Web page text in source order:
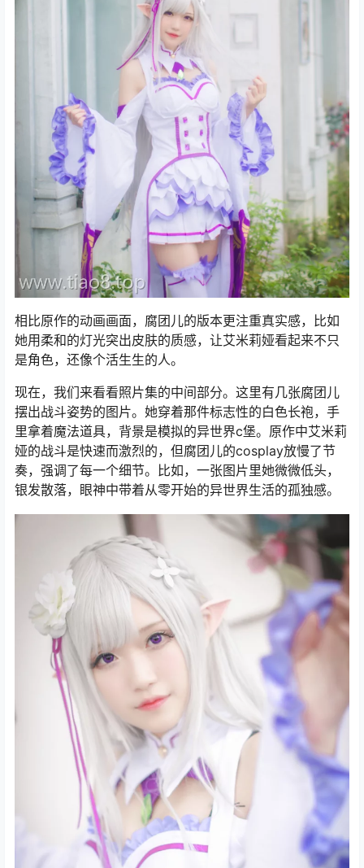
相比原作的动画画面，腐团儿的版本更注重真实感，比如
她用柔和的灯光突出皮肤的质感，让艾米莉娅看起来不只
是角色，还像个活生生的人。
现在，我们来看看照片集的中间部分。这里有几张腐团儿
摆出战斗姿势的图片。她穿着那件标志性的白色长袍，手
里拿着魔法道具，背景是模拟的异世界c堡。原作中艾米莉
娅的战斗是快速而激烈的，但腐团儿的cosplay放慢了节
奏，强调了每一个细节。比如，一张图片里她微微低头，
银发散落，眼神中带着从零开始的异世界生活的孤独感。